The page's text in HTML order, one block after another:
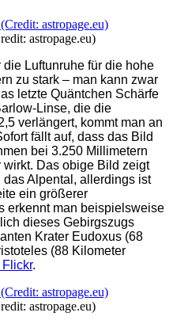
astropage.eu)
Luftunruhe für die hohe
zu stark – man kann zwar
letzte Quäntchen Schärfe
Linse, die die
verlängert, kommt man an
fällt auf, dass das Bild
bei 3.250 Millimetern
Das obige Bild zeigt
Alpental, allerdings ist
ein größerer
erkennt man beispielsweise
dieses Gebirgszugs
Krater Eudoxus (68
(88 Kilometer
Flickr.
astropage.eu)